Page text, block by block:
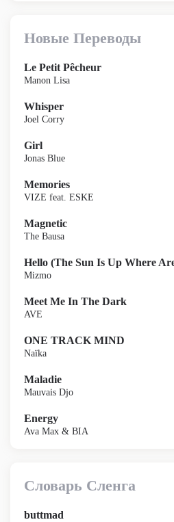
Новые Переводы
Le Petit Pêcheur
Manon Lisa
Whisper
Joel Corry
Girl
Jonas Blue
Memories
VIZE feat. ESKE
Magnetic
The Bausa
Hello (The Sun Is Up Where
Mizmo
Meet Me In The Dark
AVE
ONE TRACK MIND
Naïka
Maladie
Mauvais Djo
Energy
Ava Max & BIA
Словарь Сленга
buttmad